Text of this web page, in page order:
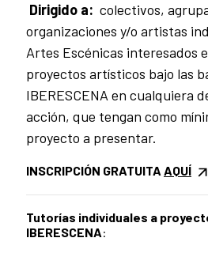
Dirigido a: colectivos,
organizaciones y/o artistas
Artes Escénicas interesados
proyectos artísticos bajo las
IBERESCENA en cualquiera
acción, que tengan como
proyecto a presentar.
INSCRIPCIÓN GRATUITA AQUÍ
Tutorías individuales a
IBERESCENA: